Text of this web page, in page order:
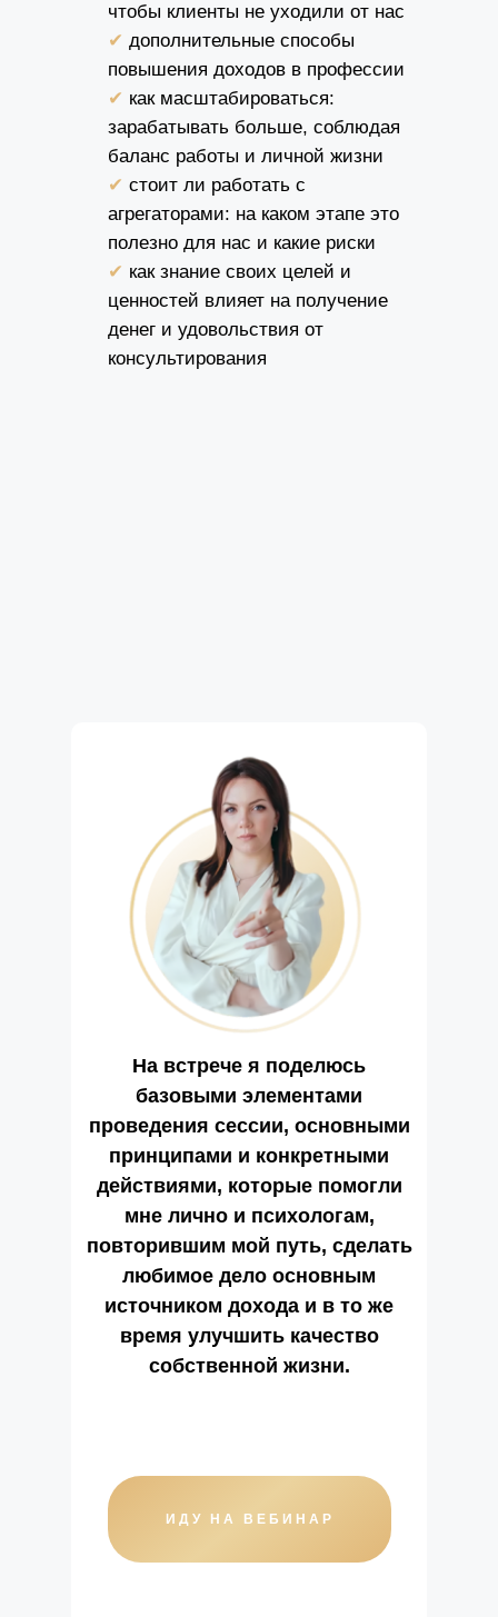
чтобы клиенты не уходили от нас
✔ дополнительные способы
повышения доходов в профессии
✔ как масштабироваться:
зарабатывать больше, соблюдая
баланс работы и личной жизни
✔ стоит ли работать с
агрегаторами: на каком этапе это
полезно для нас и какие риски
✔ как знание своих целей и
ценностей влияет на получение
денег и удовольствия от
консультирования
На встрече я поделюсь
базовыми элементами
проведения сессии, основными
принципами и конкретными
действиями, которые помогли
мне лично и психологам,
повторившим мой путь, сделать
любимое дело основным
источником дохода и в то же
время улучшить качество
собственной жизни.
ИДУ НА ВЕБИНАР